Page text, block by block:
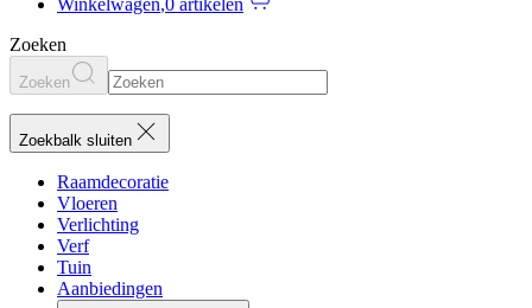
Winkelwagen,0 artikelen
Zoeken
Zoeken
Zoekbalk sluiten
Raamdecoratie
Vloeren
Verlichting
Verf
Tuin
Aanbiedingen